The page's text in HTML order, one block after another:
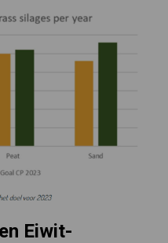
Eiwit-